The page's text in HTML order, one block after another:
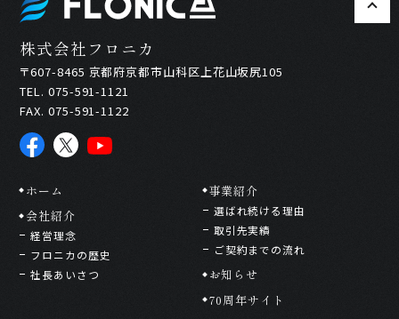
株式会社フロニカ
〒607-8465 京都府京都市山科区上花山坂尻105
TEL. 075-591-1121
FAX. 075-591-1122
ホーム
会社紹介
経営理念
フロニカの歴史
社長あいさつ
事業紹介
選ばれ続ける理由
取引先実績
ご契約までの流れ
お知らせ
70周年サイト